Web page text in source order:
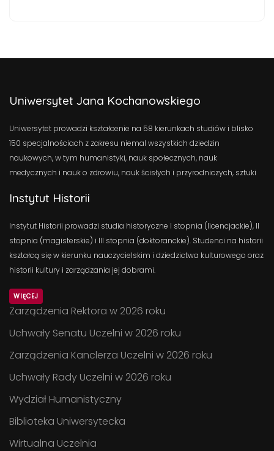
Uniwersytet Jana Kochanowskiego
Uniwersytet prowadzi kształcenie na 58 kierunkach studiów i blisko
150 specjalnościach z zakresu niemal wszystkich dziedzin
naukowych, w tym humanistyki, nauk społecznych, nauk
medycznych i nauk o zdrowiu, nauk ścisłych i przyrodniczych, sztuki
Instytut Historii
Instytut Historii prowadzi studia historyczne I stopnia (licencjackie), II
stopnia (magisterskie) i III stopnia (doktoranckie). Studenci na historii
kształcą się w kierunku nauczycielskim i dziedzictwa kulturowego oraz
historii kultury i zarządzania jej dobrami.
WIĘCEJ
Zarządzenia Rektora w 2026 roku
Uchwały Senatu Uczelni w 2026 roku
Zarządzenia Kanclerza Uczelni w 2026 roku
Uchwały Rady Uczelni w 2026 roku
Wydział Humanistyczny
Biblioteka Uniwersytecka
Wirtualna Uczelnia